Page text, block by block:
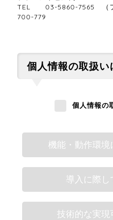
TEL 03-5860-7565 （フ
700-779
個人情報の取扱
個人情報の
機能・動作環境
導入に際し
技術的な実現